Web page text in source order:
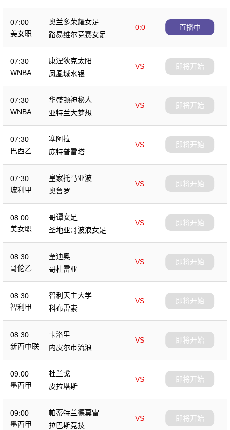
07:00
美女职
奥兰多荣耀女足
0:0
路易维尔竞赛女足
直播中
07:30
WNBA
康涅狄克太阳
VS
凤凰城水银
即将开始
07:30
WNBA
华盛顿神秘人
VS
亚特兰大梦想
即将开始
07:30
巴西乙
塞阿拉
VS
庞特普雷塔
即将开始
07:30
玻利甲
皇家托马亚波
VS
奥鲁罗
即将开始
08:00
美女职
哥谭女足
VS
圣地亚哥波浪女足
即将开始
08:30
哥伦乙
奎迪奥
VS
哥杜雷亚
即将开始
08:30
智利甲
智利天主大学
VS
科布雷索
即将开始
08:30
新西中联
卡洛里
VS
内皮尔市流浪
即将开始
09:00
墨西甲
杜兰戈
VS
皮拉塔斯
即将开始
09:00
墨西甲
帕蒂特兰德莫雷洛
斯
VS
拉巴斯竞技
即将开始